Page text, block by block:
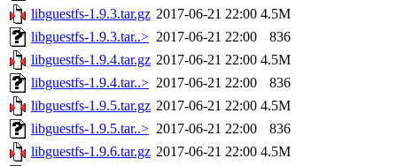
libguestfs-1.9.3.tar.gz 2017-06-21 22:00 4.5M
libguestfs-1.9.3.tar..> 2017-06-21 22:00
836
libguestfs-1.9.4.tar.gz 2017-06-21 22:00 4.5M
libguestfs-1.9.4.tar..> 2017-06-21 22:00
836
libguestfs-1.9.5.tar.gz 2017-06-21 22:00 4.5M
libguestfs-1.9.5.tar..> 2017-06-21 22:00
836
libguestfs-1.9.6.tar.gz 2017-06-21 22:00 4.5M